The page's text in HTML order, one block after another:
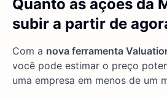
Quanto as ações da
subir a partir de
Com a nova ferramenta
você pode estimar o preço
uma empresa em menos de um